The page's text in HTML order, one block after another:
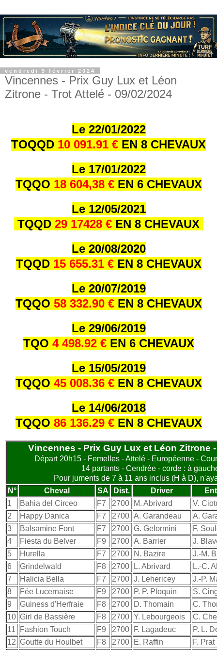
vendredi 9 février 2024
Vincennes - Prix Guy Lux et Léon
Zitrone - Trot Attelé - 09/02/2024
Le 22/01/2022
TOQQD 10 091.91 € EN 8 CHEVAUX
Le 17/01/2022
TQQO 18 604,38 € EN 6 CHEVAUX
Le 12/05/2021
TQQD 29 17428 € EN 8 CHEVAUX
Le 20/08/2020
TQQD 15 655.31 € EN 8 CHEVAUX
Le 20/07/2019
TQQO 58 332.90 € EN 8 CHEVAUX
Le 29/06/2019
TQO 4 498.92 € EN 6 CHEVAUX
Le 15/05/2019
TQQO 45 008.36 € EN 8 CHEVAUX
Le 14/06/2018
TQQO 86 136.29 € EN 8 CHEVAUX
Vincennes - Prix Guy Lux et Léon Zitrone
Départ 20h15 - Femelles - Attelé - Européenne -
14 partants - Cendrée - corde : à
Pour juments de 7 à 11 ans inclus (H à D),
N°
Cheval SA Dist. Driver
1
Bahia del Circeo F7 2700 M. Abrivard
V.
2
Happy Danica F7 2700 A. Garandeau
A.
3
Balsamine Font F7 2700 G. Gelormini
F.
4
Fiesta du Belver F9 2700 A. Barrier
J.
5
Hurella F7 2700 N. Bazire
J.-M.
6
Grindelwald F8 2700 L. Abrivard
L.-C.
7
Halicia Bella F7 2700 J. Lehericey
J.-P.
8
Fée Lucernaise F9 2700 P. P. Ploquin
S.
9
Guiness d'Herfraie F8 2700 D. Thomain
C.
10 Girl de Bassière F8 2700 Y. Lebourgeois
C.
11
Fashion Touch F9 2700 F. Lagadeuc
P. L.
12 Goutte du Houlbet F8 2700 E. Raffin
F. Prat